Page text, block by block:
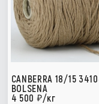
CANBERRA 18/15
BOLSENA
4 500
/кг